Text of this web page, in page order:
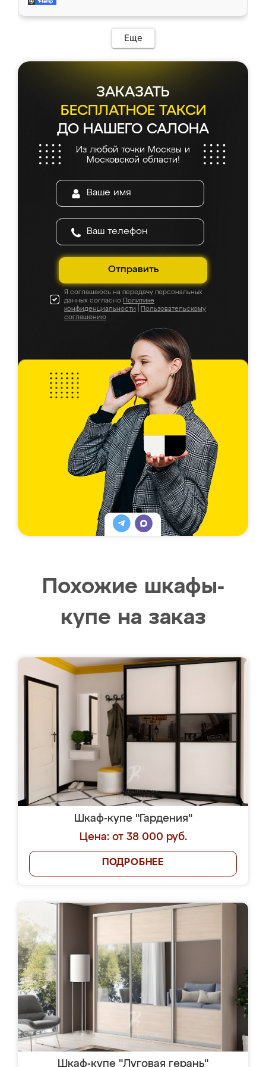
мебель сразу встала на свое место без
каких-либо доработок. Качеством осталась
довольна, все выглядит так, как и ожидала.
Еще
ЗАКАЗАТЬ
БЕСПЛАТНОЕ ТАКСИ
ДО НАШЕГО САЛОНА
Из любой точки Москвы и
Московской области!
Отправить
Я соглашаюсь на передачу персональных
данных согласно Политике
конфиденциальности
Пользовательскому
соглашению
Похожие шкафы-
купе на заказ
Шкаф-купе "Гардения"
Цена: от 38 000 руб.
ПОДРОБНЕЕ
Шкаф-купе "Луговая герань"